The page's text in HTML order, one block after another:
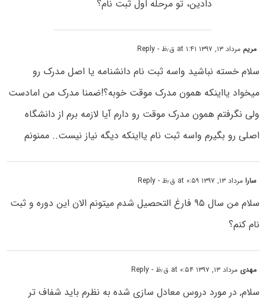
دادین، تو مرحله اول ثبت نام؟
مریم مرداد ۱۳, ۱۳۹۷ at ۱:۴۱ ق٫ظ - Reply
سلام خسته نباشید واسه ثبت نام دانشنامه یا اصل مدرک رو
میخواد یااینکه همون مدرک موقت خوبه؟!ضمنا مدرک من امادست
ولی نگرفتم همون مدرک موقت رو دارم آیا لازمه برم از دانشگاه
اصلی رو بگیرم واسه ثبت نام یااینکه دیگه نیاز نیست.. ممنونم
سارامرداد ۱۳, ۱۳۹۷ at ۰:۵۹ ق٫ظ - Reply
سلام من سال ۹۵ فارغ التحصیل شدم میتونم الان این دوره و ثبت
نام کنم؟
مهدی مرداد ۱۳, ۱۳۹۷ at ۰:۵۴ ق٫ظ - Reply
سلام, در مورد دروس معادل سازی شده به نظرم باید شفاف تر